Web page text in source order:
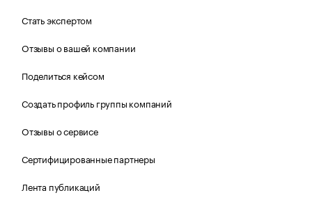
Стать экспертом
Отзывы о вашей компании
Поделиться кейсом
Создать профиль группы компаний
Отзывы о сервисе
Сертифицированные партнеры
Лента публикаций